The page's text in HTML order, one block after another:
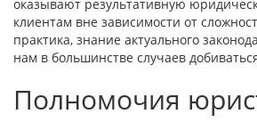
оказывают результативную
клиентам вне зависимости от
практика, знание актуального
нам в большинстве случаев
Полномочия